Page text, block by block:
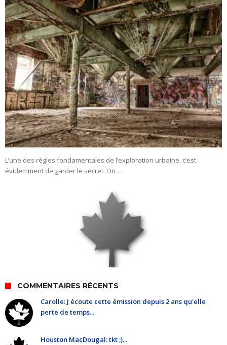
L’une des règles fondamentales de l’exploration urbaine, c’est
évidemment de garder le secret. On …
COMMENTAIRES RÉCENTS
Carolle: J écoute cette émission depuis 2 ans qu'elle
perte de temps...
Houston MacDougal: tkt ;)...